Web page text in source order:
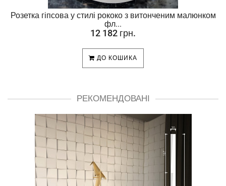
Розетка гіпсова у стилі рококо з витонченим малюнком
фл...
12 182 грн.
ДО КОШИКА
РЕКОМЕНДОВАНІ